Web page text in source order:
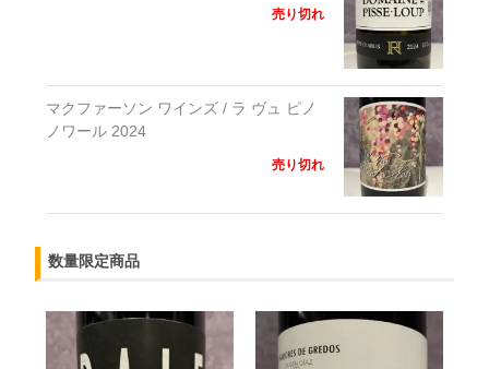
売り切れ
マクファーソン ワインズ / ラ ヴュ ピノ
ノワール 2024
売り切れ
数量限定商品